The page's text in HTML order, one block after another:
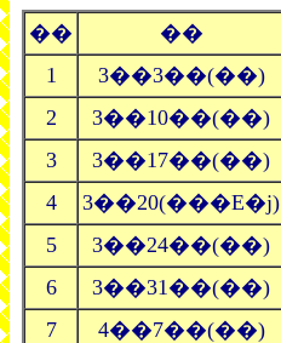
�� ��
1
3��3��(��)
2
3��10��(��)
3
3��17��(��)
4
3��20(���E�j)
5
3��24��(��)
6
3��31��(��)
7
4��7��(��)